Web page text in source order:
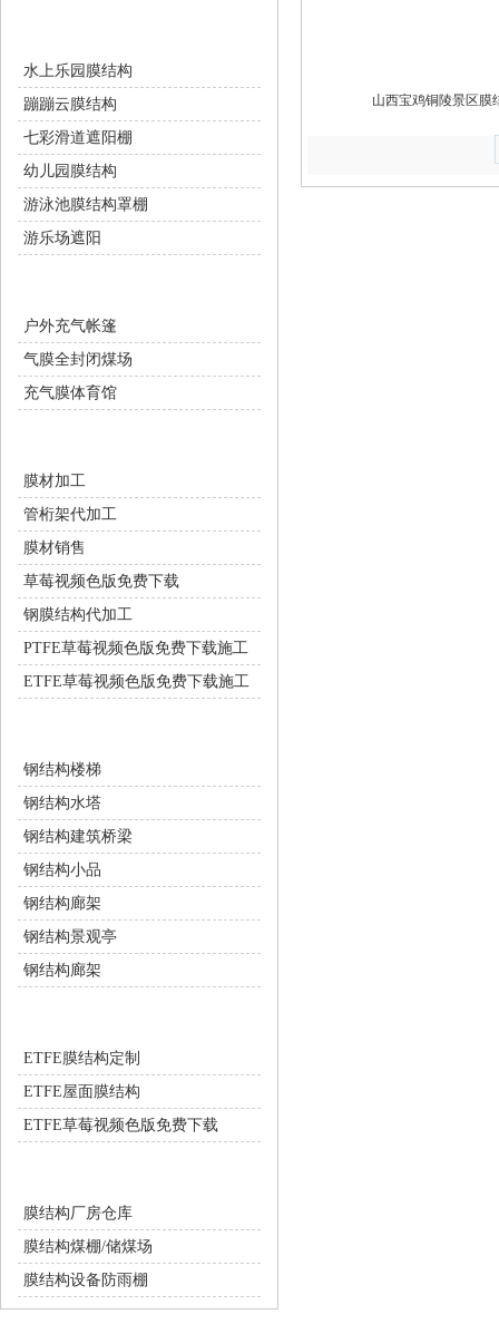
山西宝鸡铜陵景区膜
水上乐园膜结构
蹦蹦云膜结构
七彩滑道遮阳棚
幼儿园膜结构
游泳池膜结构罩棚
游乐场遮阳
户外充气帐篷
气膜全封闭煤场
充气膜体育馆
膜材加工
管桁架代加工
膜材销售
草莓视频色版免费下载
钢膜结构代加工
PTFE草莓视频色版免费下载施工
ETFE草莓视频色版免费下载施工
钢结构楼梯
钢结构水塔
钢结构建筑桥梁
钢结构小品
钢结构廊架
钢结构景观亭
钢结构廊架
ETFE膜结构定制
ETFE屋面膜结构
ETFE草莓视频色版免费下载
膜结构厂房仓库
膜结构煤棚/储煤场
膜结构设备防雨棚